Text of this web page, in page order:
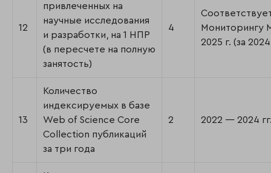
12
привлеченных на
научные исследования
и разработки, на 1 НПР
(в пересчете на полную
занятость)
4
Мониторингу
2025 г. (за 2024
13
Количество
индексируемых в базе
Web of Science Core
Collection публикаций
за три года
2 2022 — 2024